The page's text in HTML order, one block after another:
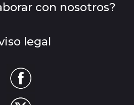
con nosotros?
legal